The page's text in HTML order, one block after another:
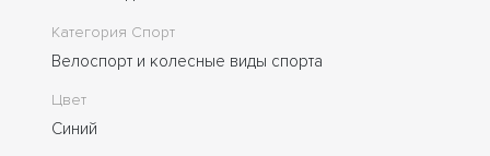
Категория Спорт
Велоспорт и колесные виды спорта
Цвет
Синий